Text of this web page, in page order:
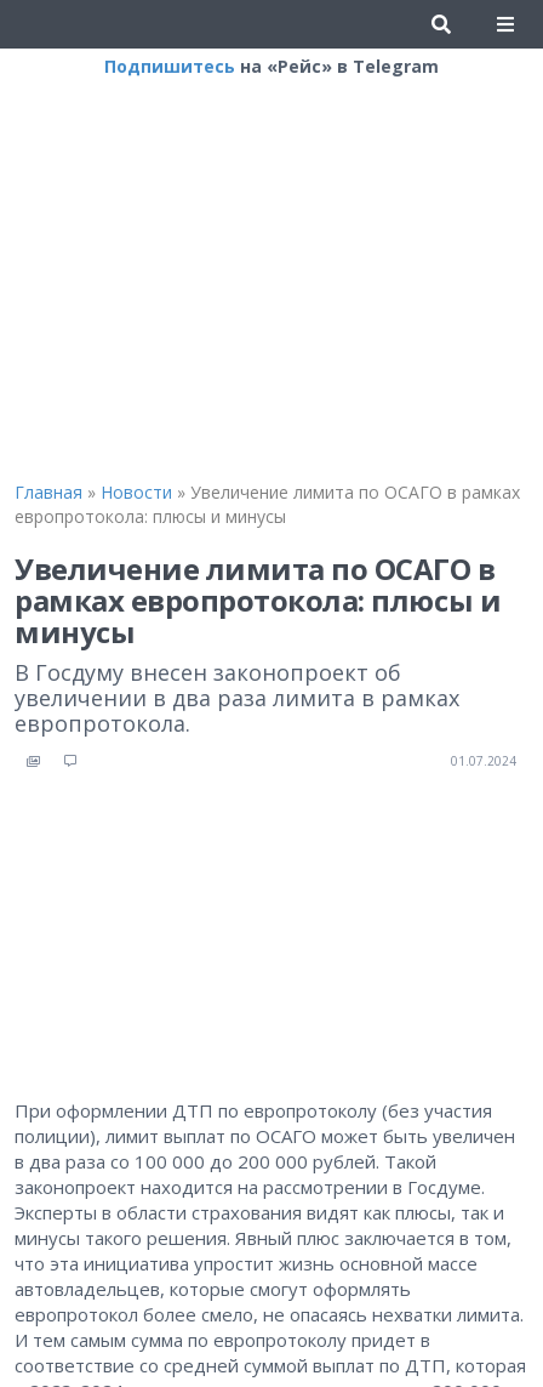
Подпишитесь на «Рейс» в Telegram
Главная » Новости » Увеличение лимита по ОСАГО в рамках
европротокола: плюсы и минусы
Увеличение лимита по ОСАГО в
рамках европротокола: плюсы и
минусы
В Госдуму внесен законопроект об
увеличении в два раза лимита в рамках
европротокола.
01.07.2024
При оформлении ДТП по европротоколу (без участия
полиции), лимит выплат по ОСАГО может быть увеличен
в два раза со 100 000 до 200 000 рублей. Такой
законопроект находится на рассмотрении в Госдуме.
Эксперты в области страхования видят как плюсы, так и
минусы такого решения. Явный плюс заключается в том,
что эта инициатива упростит жизнь основной массе
автовладельцев, которые смогут оформлять
европротокол более смело, не опасаясь нехватки лимита.
И тем самым сумма по европротоколу придет в
соответствие со средней суммой выплат по ДТП, которая